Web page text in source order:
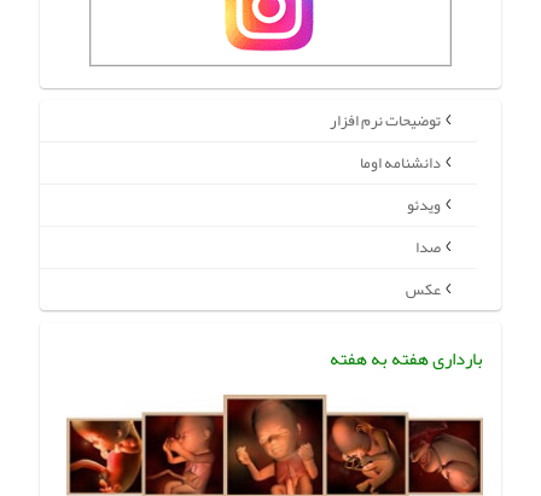
توضیحات نرم افزار
دانشنامه اوما
ویدئو
صدا
عکس
بارداری هفته به هفته